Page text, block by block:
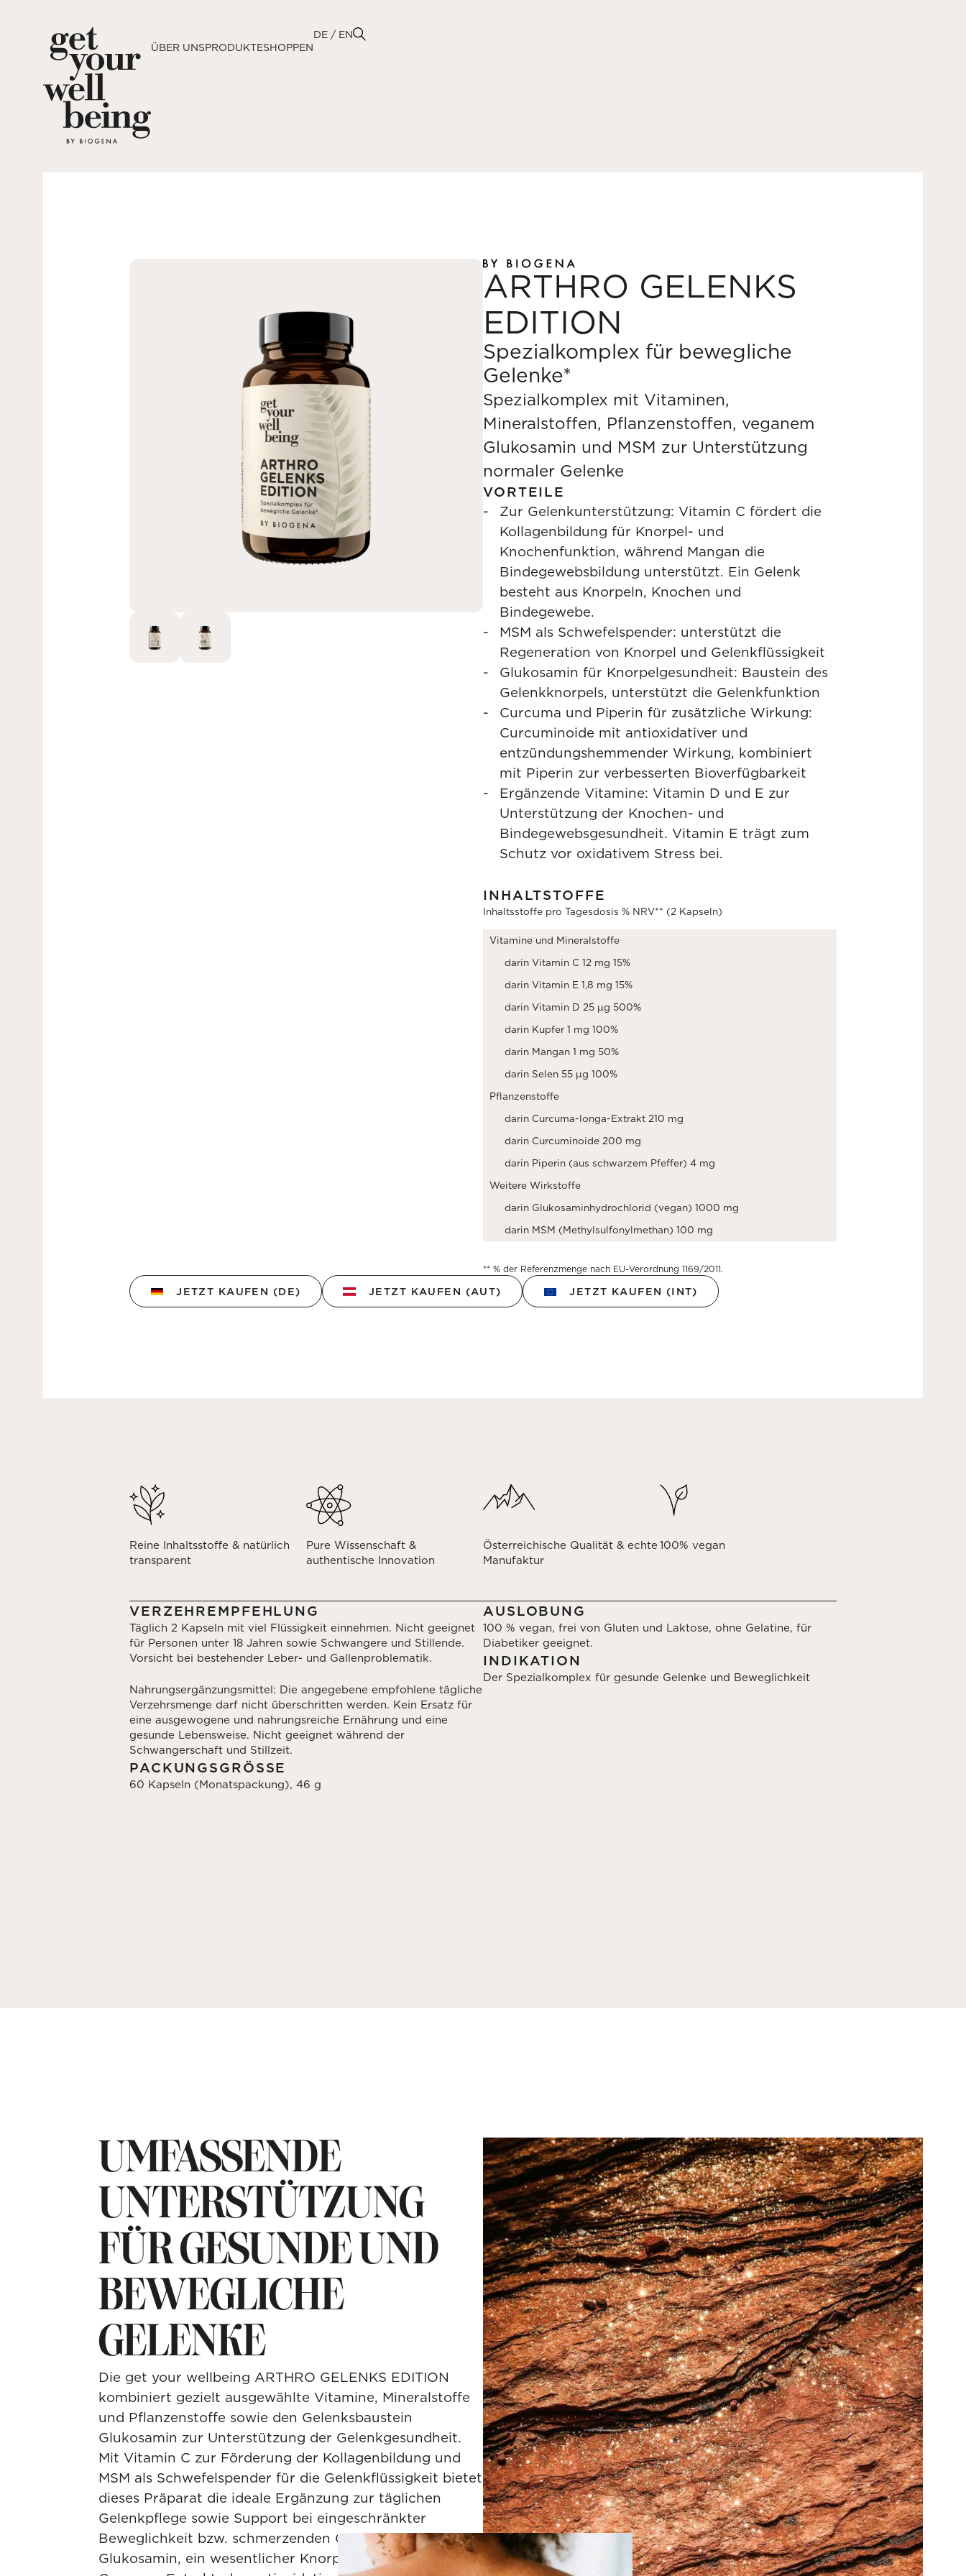
ÜBER UNSPRODUKTESHOPPEN
DE EN
ÜBER UNS
ARTHRO GELENKS
EDITION
Spezialkomplex für bewegliche
Gelenke*
Spezialkomplex mit Vitaminen,
Mineralstoffen, Pflanzenstoffen, veganem
Glukosamin und MSM zur Unterstützung
normaler Gelenke
VORTEILE
Zur Gelenkunterstützung: Vitamin C fördert die
Kollagenbildung für Knorpel- und
Knochenfunktion, während Mangan die
Bindegewebsbildung unterstützt. Ein Gelenk
besteht aus Knorpeln, Knochen und
Bindegewebe.
MSM als Schwefelspender: unterstützt die
Regeneration von Knorpel und Gelenkflüssigkeit
Glukosamin für Knorpelgesundheit: Baustein des
Gelenkknorpels, unterstützt die Gelenkfunktion
Curcuma und Piperin für zusätzliche Wirkung:
Curcuminoide mit antioxidativer und
entzündungshemmender Wirkung, kombiniert
mit Piperin zur verbesserten Bioverfügbarkeit
Ergänzende Vitamine: Vitamin D und E zur
Unterstützung der Knochen- und
Bindegewebsgesundheit. Vitamin E trägt zum
Schutz vor oxidativem Stress bei.
INHALTSTOFFE
Inhaltsstoffe pro Tagesdosis % NRV** (2 Kapseln)
Vitamine und Mineralstoffe
darin Vitamin C 12 mg 15%
darin Vitamin E 1,8 mg 15%
darin Vitamin D 25 µg 500%
darin Kupfer 1 mg 100%
darin Mangan 1 mg 50%
darin Selen 55 µg 100%
Pflanzenstoffe
darin Curcuma-longa-Extrakt 210 mg
darin Curcuminoide 200 mg
darin Piperin (aus schwarzem Pfeffer) 4 mg
Weitere Wirkstoffe
darin Glukosaminhydrochlorid (vegan) 1000 mg
darin MSM (Methylsulfonylmethan) 100 mg
** % der Referenzmenge nach EU-Verordnung 1169/2011.
JETZT KAUFEN (DE) JETZT KAUFEN (AUT) JETZT KAUFEN (INT)
Reine Inhaltsstoffe & natürlich
transparent
Pure Wissenschaft &
authentische Innovation
Österreichische Qualität & echte
Manufaktur
100% vegan
VERZEHREMPFEHLUNG
Täglich 2 Kapseln mit viel Flüssigkeit einnehmen. Nicht geeignet
für Personen unter 18 Jahren sowie Schwangere und Stillende.
Vorsicht bei bestehender Leber- und Gallenproblematik.
Nahrungsergänzungsmittel: Die angegebene empfohlene tägliche
Verzehrsmenge darf nicht überschritten werden. Kein Ersatz für
eine ausgewogene und nahrungsreiche Ernährung und eine
gesunde Lebensweise. Nicht geeignet während der
Schwangerschaft und Stillzeit.
PACKUNGSGRÖSSE
60 Kapseln (Monatspackung), 46 g
AUSLOBUNG
100 % vegan, frei von Gluten und Laktose, ohne Gelatine, für
Diabetiker geeignet.
INDIKATION
Der Spezialkomplex für gesunde Gelenke und Beweglichkeit
UMFASSENDE
UNTERSTÜTZUNG
FÜR GESUNDE UND
BEWEGLICHE
GELENKE
Die get your wellbeing ARTHRO GELENKS EDITION
kombiniert gezielt ausgewählte Vitamine, Mineralstoffe
und Pflanzenstoffe sowie den Gelenksbaustein
Glukosamin zur Unterstützung der Gelenkgesundheit.
Mit Vitamin C zur Förderung der Kollagenbildung und
MSM als Schwefelspender für die Gelenkflüssigkeit bietet
dieses Präparat die ideale Ergänzung zur täglichen
Gelenkpflege sowie Support bei eingeschränkter
Beweglichkeit bzw. schmerzenden Gelenken.
Glukosamin, ein wesentlicher Knorpelbaustein und